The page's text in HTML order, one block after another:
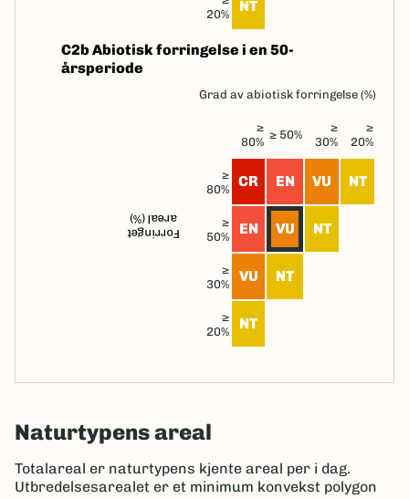
20%
NT
C2b Abiotisk forringelse i en 50-
årsperiode
Grad av abiotisk forringelse (%)
Forringet
areal (%)
≥
80% ≥ 50%
≥
30%
≥
20%
≥
80%
CR EN VU NT
≥
50%
EN VU NT
≥
30%
VU NT
≥
20%
NT
Naturtypens areal
Totalareal er naturtypens kjente areal per i dag.
Utbredelsesarealet er et minimum konvekst polygon